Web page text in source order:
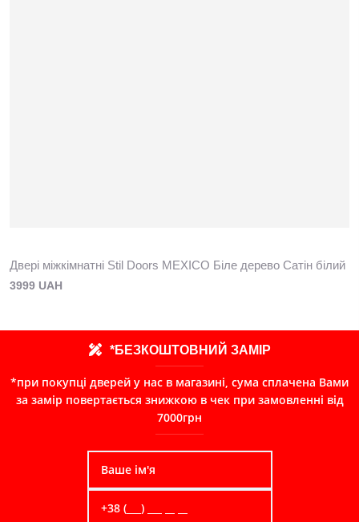
Двері міжкімнатні Stil Doors MEXICO Біле дерево Сатін білий
3999 UAH
*БЕЗКОШТОВНИЙ ЗАМІР
*при покупці дверей у нас в магазині, сума сплачена Вами
за замір повертається знижкою в чек при замовленні від
7000грн